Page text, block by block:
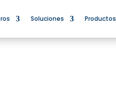
Soluciones Productos